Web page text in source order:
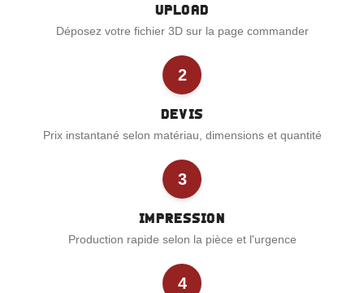
Upload
Déposez votre fichier 3D sur la page commander
2
Devis
Prix instantané selon matériau, dimensions et quantité
3
Impression
Production rapide selon la pièce et l'urgence
4